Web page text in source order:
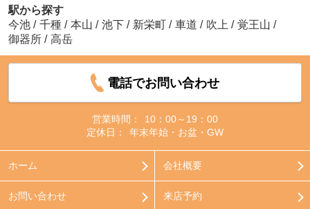
駅から探す
今池 / 千種 / 本山 / 池下 / 新栄町 / 車道 / 吹上 / 覚王山 /
御器所 / 高岳
電話でお問い合わせ
営業時間：
10：00～19：00
定休日：
年末年始・お盆・GW
ホーム 会社概要
お問い合わせ 来店予約